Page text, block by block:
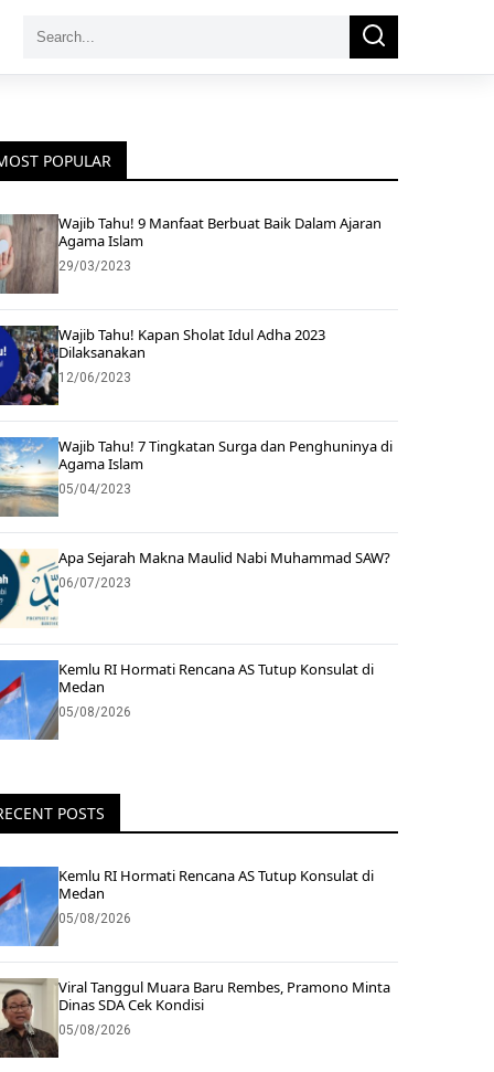
Search
Search
POPULAR
Wajib Tahu! 9 Manfaat Berbuat Baik Dalam Ajaran
Agama Islam
29/03/2023
Wajib Tahu! Kapan Sholat Idul Adha 2023
Dilaksanakan
12/06/2023
Wajib Tahu! 7 Tingkatan Surga dan Penghuninya di
Agama Islam
05/04/2023
Apa Sejarah Makna Maulid Nabi Muhammad SAW?
06/07/2023
Kemlu RI Hormati Rencana AS Tutup Konsulat di
Medan
05/08/2026
POSTS
Kemlu RI Hormati Rencana AS Tutup Konsulat di
Medan
05/08/2026
Viral Tanggul Muara Baru Rembes, Pramono Minta
Dinas SDA Cek Kondisi
05/08/2026